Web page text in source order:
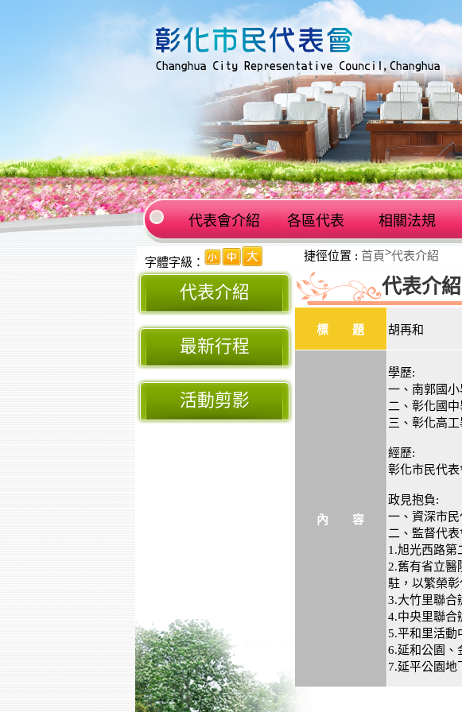
代表會介紹 各區代表 相關法規
字體字級：
代表介紹
最新行程
活動剪影
捷徑位置 : 首頁>代表介紹
代表介紹
標 題 胡再和
內 容
學歷:
一、南郭國小
二、彰化國中
三、彰化高工
經歷:
彰化市民代
政見抱負:
一、資深市
二、監督代
1.旭光西路第
2.舊有省立醫
駐，以繁榮
3.大竹里聯合
4.中央里聯合
5.平和里活動
6.延和公園、
7.延平公園地